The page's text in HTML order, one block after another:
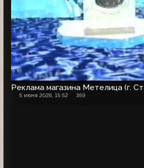
Реклама магазина Метелица (г.
5 июня 2026, 15:52 359